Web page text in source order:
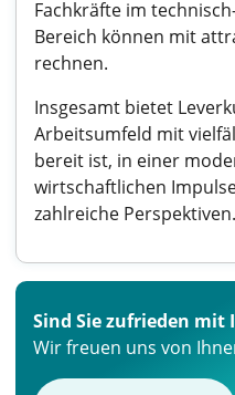
Fachkräfte im
Bereich können mit
rechnen.
Insgesamt bietet
Arbeitsumfeld mit
bereit ist, in einer
wirtschaftlichen
zahlreiche Perspektiven.
Sind Sie zufrieden mit
Wir freuen uns von